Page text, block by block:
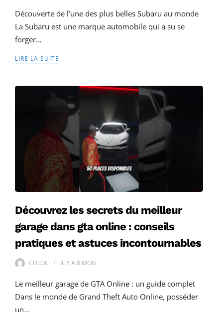
Découverte de l’une des plus belles Subaru au monde
La Subaru est une marque automobile qui a su se
forger…
LIRE LA SUITE
Découvrez les secrets du meilleur
garage dans gta online : conseils
pratiques et astuces incontournables
CHLOE IL Y A8 MOIS
Le meilleur garage de GTA Online : un guide complet
Dans le monde de Grand Theft Auto Online, posséder
un…